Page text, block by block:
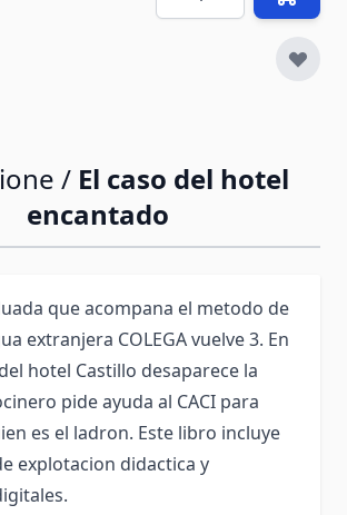
/ El caso del hotel
encantado
que acompana el metodo de
extranjera COLEGA vuelve 3. En
hotel Castillo desaparece la
pide ayuda al CACI para
es el ladron. Este libro incluye
explotacion didactica y